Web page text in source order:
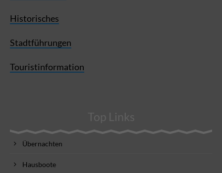
Historisches
Stadtführungen
Touristinformation
Top Links
Übernachten
Hausboote